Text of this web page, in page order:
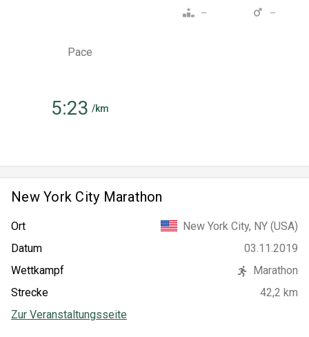
– –
Pace
5:23 /km
New York City Marathon
Ort
New York City, NY (USA)
Datum
03.11.2019
Wettkampf
Marathon
Strecke
42,2 km
Zur Veranstaltungsseite